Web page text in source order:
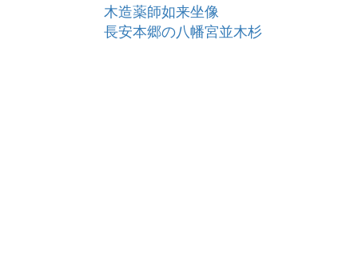
木造薬師如来坐像
長安本郷の八幡宮並木杉